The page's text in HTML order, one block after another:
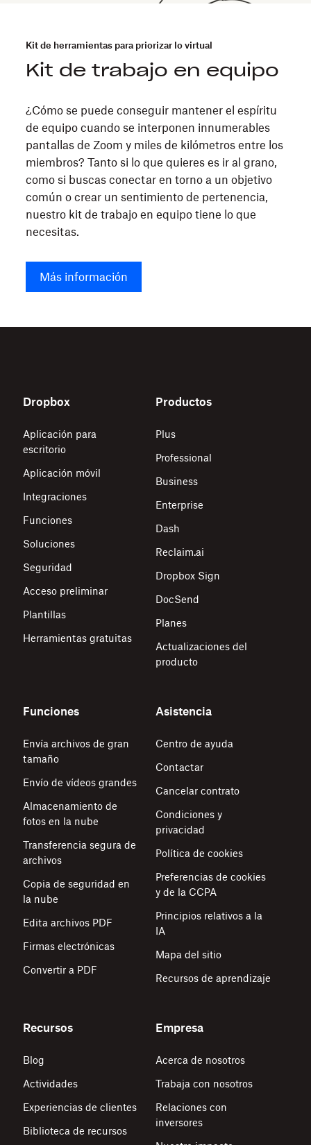
Kit de herramientas para priorizar lo virtual
Kit de trabajo en equipo
¿Cómo se puede conseguir mantener el espíritu
de equipo cuando se interponen innumerables
pantallas de Zoom y miles de kilómetros entre los
miembros? Tanto si lo que quieres es ir al grano,
como si buscas conectar en torno a un objetivo
común o crear un sentimiento de pertenencia,
nuestro kit de trabajo en equipo tiene lo que
necesitas.
Más información
Dropbox
Aplicación para
escritorio
Aplicación móvil
Integraciones
Funciones
Soluciones
Seguridad
Acceso preliminar
Plantillas
Herramientas gratuitas
Productos
Plus
Professional
Business
Enterprise
Dash
Reclaim.ai
Dropbox Sign
DocSend
Planes
Actualizaciones del
producto
Funciones
Envía archivos de gran
tamaño
Envío de vídeos grandes
Almacenamiento de
fotos en la nube
Transferencia segura de
archivos
Copia de seguridad en
la nube
Edita archivos PDF
Firmas electrónicas
Convertir a PDF
Asistencia
Centro de ayuda
Contactar
Cancelar contrato
Condiciones y
privacidad
Política de cookies
Preferencias de cookies
y de la CCPA
Principios relativos a la
IA
Mapa del sitio
Recursos de aprendizaje
Recursos
Blog
Actividades
Experiencias de clientes
Biblioteca de recursos
Empresa
Acerca de nosotros
Trabaja con nosotros
Relaciones con
inversores